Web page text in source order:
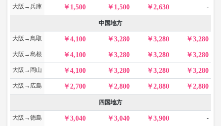
大阪→兵庫 1,500 1,500 2,630 -
中国地方
大阪→鳥取 4,100 3,280 3,280 3,280
大阪→島根 4,100 3,280 3,280 3,280
大阪→岡山 4,100 3,280 3,280 3,280
大阪→広島 2,700 2,800 2,880 2,880
四国地方
大阪→徳島 3,040 3,040 3,900 -